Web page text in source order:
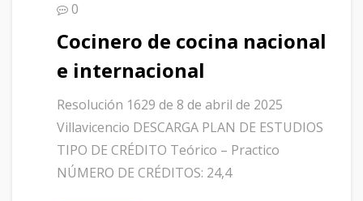
0
Cocinero de cocina nacional
e internacional
Resolución 1629 de 8 de abril de 2025
Villavicencio DESCARGA PLAN DE ESTUDIOS
TIPO DE CRÉDITO Teórico – Practico
NÚMERO DE CRÉDITOS: 24,4